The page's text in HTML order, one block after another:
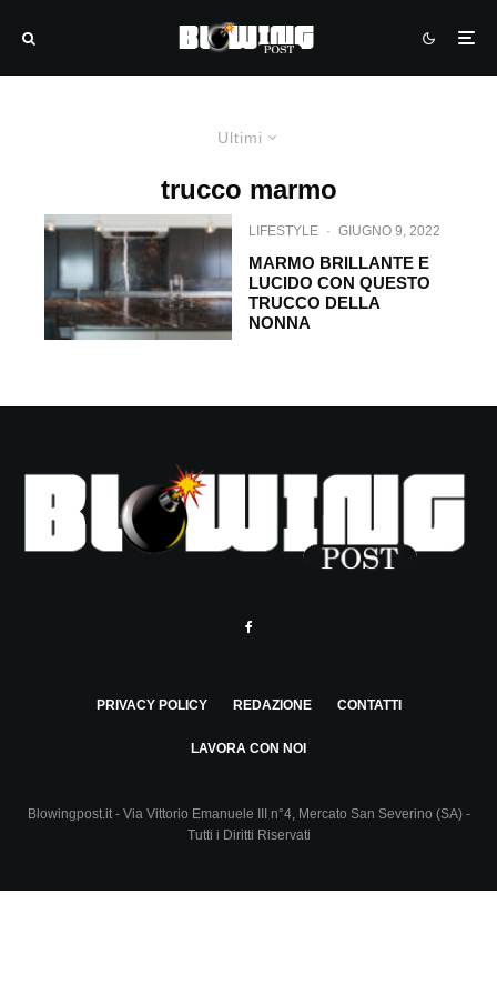
Ultimi
trucco marmo
LIFESTYLE · GIUGNO 9, 2022
MARMO BRILLANTE E
LUCIDO CON QUESTO
TRUCCO DELLA
NONNA
PRIVACY POLICY REDAZIONE CONTATTI
LAVORA CON NOI
Blowingpost.it - Via Vittorio Emanuele III n°4, Mercato San Severino (SA) -
Tutti i Diritti Riservati